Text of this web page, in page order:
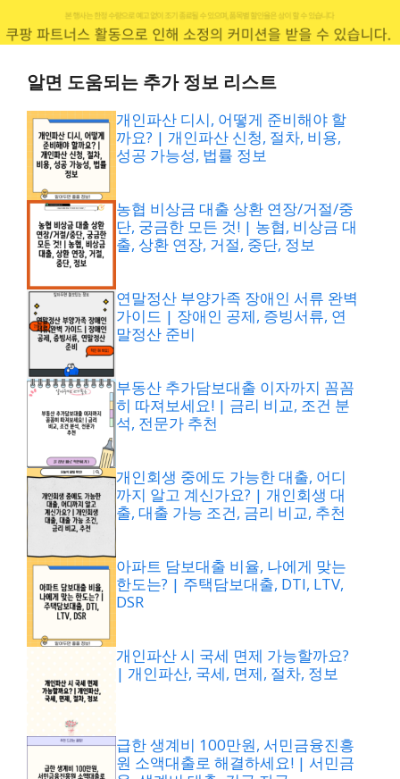
알면 도움되는 추가 정보 리스트
개인파산 디시, 어떻게 준비해야 할
까요? | 개인파산 신청, 절차, 비용,
성공 가능성, 법률 정보
농협 비상금 대출 상환 연장/거절/중
단, 궁금한 모든 것! | 농협, 비상금 대
출, 상환 연장, 거절, 중단, 정보
연말정산 부양가족 장애인 서류 완벽
가이드 | 장애인 공제, 증빙서류, 연
말정산 준비
부동산 추가담보대출 이자까지 꼼꼼
히 따져보세요! | 금리 비교, 조건 분
석, 전문가 추천
개인회생 중에도 가능한 대출, 어디
까지 알고 계신가요? | 개인회생 대
출, 대출 가능 조건, 금리 비교, 추천
아파트 담보대출 비율, 나에게 맞는
한도는? | 주택담보대출, DTI, LTV,
DSR
개인파산 시 국세 면제 가능할까요?
| 개인파산, 국세, 면제, 절차, 정보
급한 생계비 100만원, 서민금융진흥
원 소액대출로 해결하세요! | 서민금